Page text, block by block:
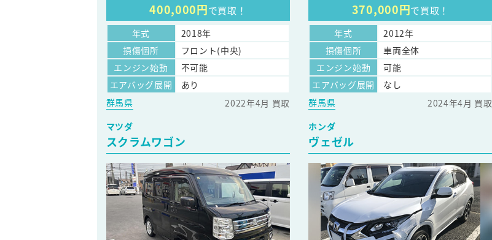
400,000円で買取！
年式
2018年
損傷個所
フロント(中央)
エンジン始動
不可能
エアバッグ展開
あり
群馬県
2022年4月 買取
370,000円で買取！
年式
2012年
損傷個所
車両全体
エンジン始動
可能
エアバッグ展開
なし
群馬県
2024年4月 買取
マツダ
スクラムワゴン
ホンダ
ヴェゼル